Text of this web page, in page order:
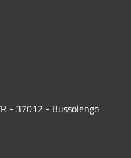
- 37012 - Bussolengo